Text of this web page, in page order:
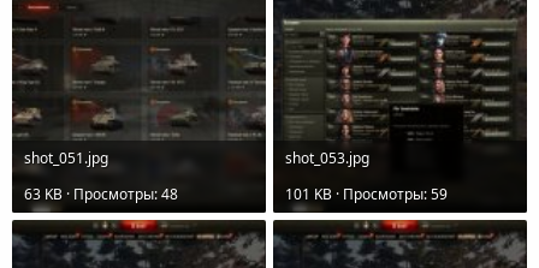
shot_051.jpg
63 KB · Просмотры: 48
shot_053.jpg
101 KB · Просмотры: 59